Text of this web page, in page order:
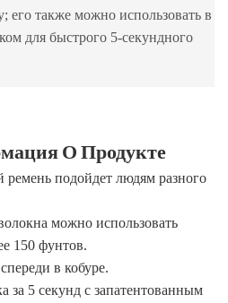
его также можно использовать в
для быстрого 5-секундного
О Продукте
ремень подойдет людям разного
можно использовать
150 фунтов.
в кобуре.
за 5 секунд с запатентованным